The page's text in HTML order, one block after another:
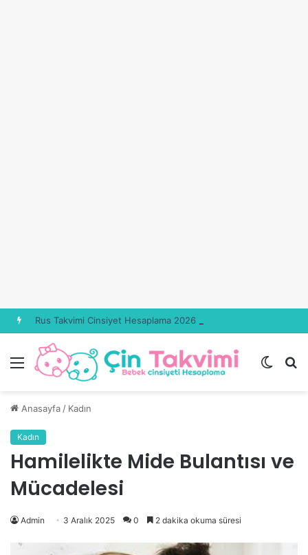
Rus Takvimi Cinsiyet Hesaplama 2026 Güncel
Menü
Dış
Anasayfa / Kadın
Kadın
Hamilelikte Mide Bulantısı ve
Mücadelesi
Admin 3 Aralık 2025 0 2 dakika okuma süresi